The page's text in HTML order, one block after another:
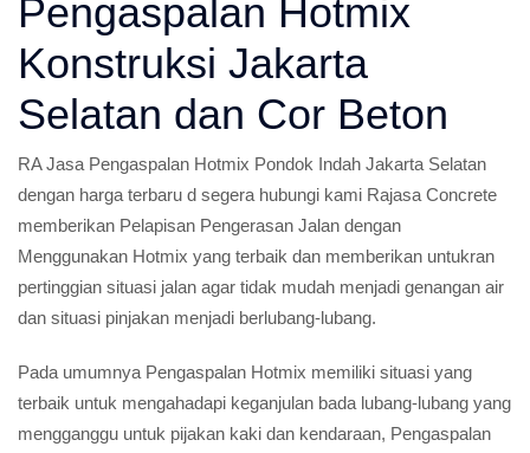
Pengaspalan Hotmix
Konstruksi Jakarta
Selatan dan Cor Beton
RA Jasa Pengaspalan Hotmix Pondok Indah Jakarta Selatan
dengan harga terbaru d segera hubungi kami Rajasa Concrete
memberikan Pelapisan Pengerasan Jalan dengan
Menggunakan Hotmix yang terbaik dan memberikan untukran
pertinggian situasi jalan agar tidak mudah menjadi genangan air
dan situasi pinjakan menjadi berlubang-lubang.
Pada umumnya Pengaspalan Hotmix memiliki situasi yang
terbaik untuk mengahadapi keganjulan bada lubang-lubang yang
mengganggu untuk pijakan kaki dan kendaraan, Pengaspalan